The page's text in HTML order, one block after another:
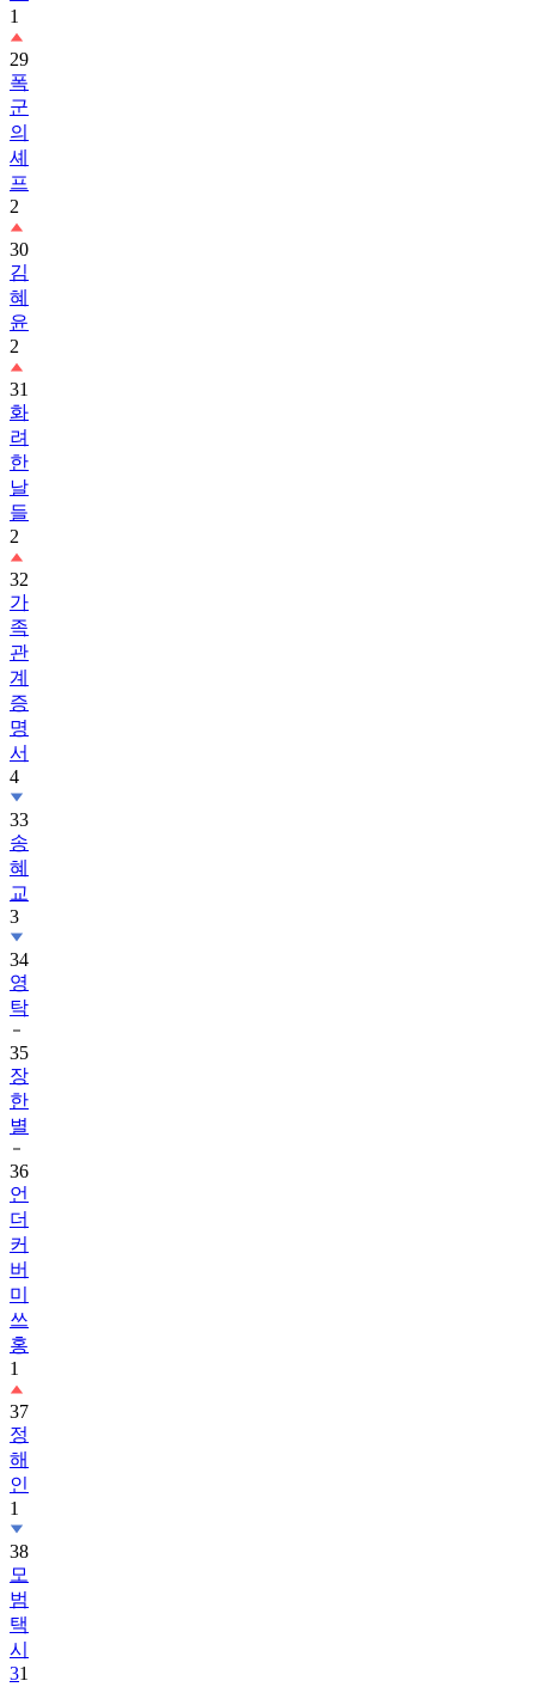
1
29
폭
군
의
셰
프
2
30
김
혜
윤
2
31
화
려
한
날
들
2
32
가
족
관
계
증
명
서
4
33
송
혜
교
3
34
영
탁
35
장
한
별
36
언
더
커
버
미
쓰
홍
1
37
정
해
인
1
38
모
범
택
시
31